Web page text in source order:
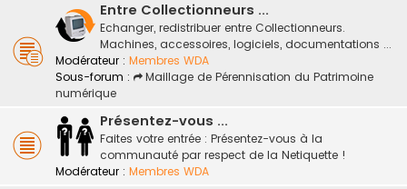
Entre Collectionneurs ...
Echanger, redistribuer entre Collectionneurs.
Machines, accessoires, logiciels, documentations ...
Modérateur : Membres WDA
Sous-forum :
Maillage de Pérennisation du Patrimoine
numérique
Présentez-vous ...
Faites votre entrée : Présentez-vous à la
communauté par respect de la Netiquette !
Modérateur : Membres WDA